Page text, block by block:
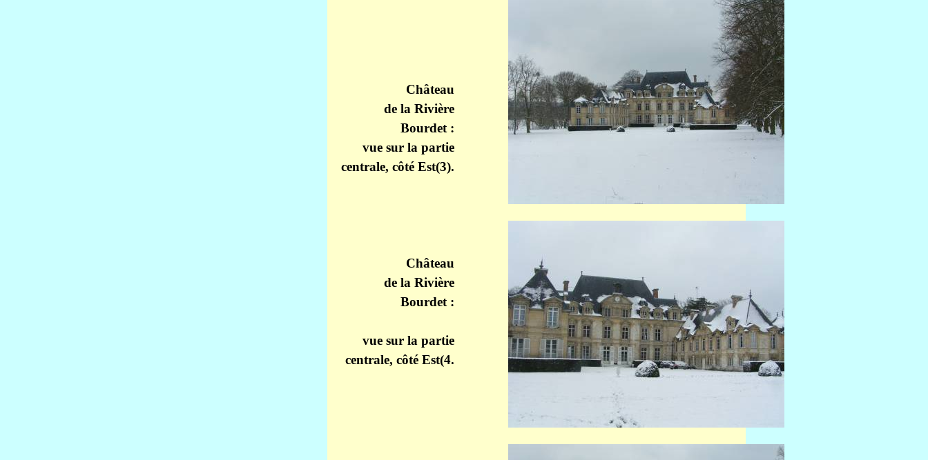
Château
de la Rivière
Bourdet :
vue sur la partie
centrale, côté Est(3).
Château
de la Rivière
Bourdet :
vue sur la partie
centrale, côté Est(4.